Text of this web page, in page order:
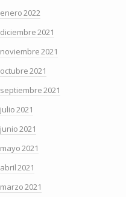
enero 2022
diciembre 2021
noviembre 2021
octubre 2021
septiembre 2021
julio 2021
junio 2021
mayo 2021
abril 2021
marzo 2021